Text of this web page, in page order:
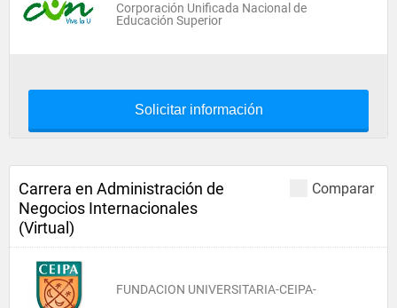
Corporación Unificada Nacional de
Educación Superior
Solicitar información
Comparar
Carrera en Administración de
Negocios Internacionales
(Virtual)
FUNDACION UNIVERSITARIA-CEIPA-